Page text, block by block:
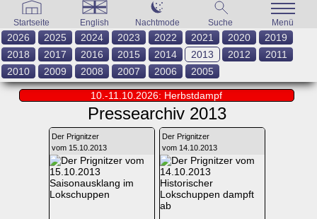
Startseite English Nachtmode Suche Menü
2026 2025 2024 2023 2022 2021 2020
2019
2018
2017 2016 2015 2014 2013 2012
2011
2010
2009 2008 2007 2006 2005
10.-11.10.2026: Herbstdampf
Pressearchiv 2013
Der Prignitzer
vom 15.10.2013
Saisonausklang im
Lokschuppen
Der Prignitzer
vom 14.10.2013
Historischer
Lokschuppen dampft
ab